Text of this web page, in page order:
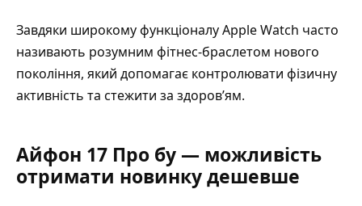
Завдяки широкому функціоналу Apple Watch часто
називають розумним фітнес-браслетом нового
покоління, який допомагає контролювати фізичну
активність та стежити за здоров’ям.
Айфон 17 Про бу — можливість
отримати новинку дешевше